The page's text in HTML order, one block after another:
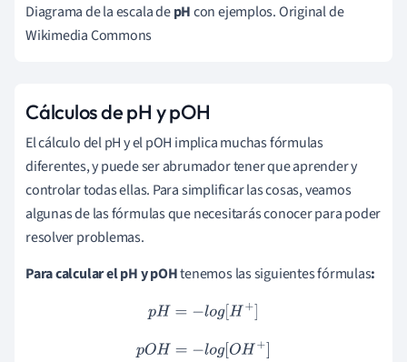
Diagrama de la escala depHcon ejemplos. Original de
Wikimedia Commons
Cálculos de pH y pOH
El cálculo del pH y el pOH implica muchas fórmulas
diferentes, y puede ser abrumador tener que aprender y
controlar todas ellas. Para simplificar las cosas, veamos
algunas de las fórmulas que necesitarás conocer para poder
resolver problemas.
Para calcular el pH y pOHtenemos las siguientes fórmulas:
p H= −log[H+]
pO H= −log[OH+]